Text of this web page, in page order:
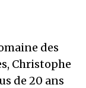
des
Christophe
de 20 ans